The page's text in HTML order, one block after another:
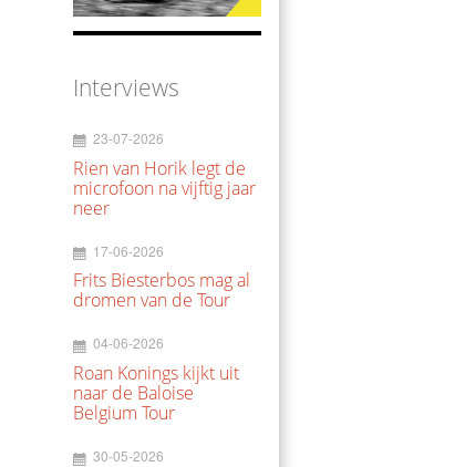
Interviews
23-07-2026
Rien van Horik legt de
microfoon na vijftig jaar
neer
17-06-2026
Frits Biesterbos mag al
dromen van de Tour
04-06-2026
Roan Konings kijkt uit
naar de Baloise
Belgium Tour
30-05-2026